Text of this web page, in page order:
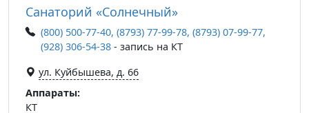
Санаторий «Солнечный»
(800) 500-77-40, (8793) 77-99-78, (8793) 07-99-77,
(928) 306-54-38 - запись на КТ
ул. Куйбышева, д. 66
Аппараты:
КТ